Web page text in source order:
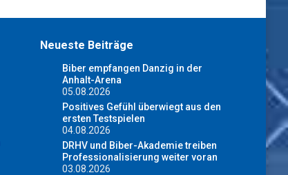
Neueste Beiträge
Biber empfangen Danzig in der
Anhalt-Arena
05.08.2026
Positives Gefühl überwiegt aus den
ersten Testspielen
04.08.2026
DRHV und Biber-Akademie treiben
Professionalisierung weiter voran
03.08.2026